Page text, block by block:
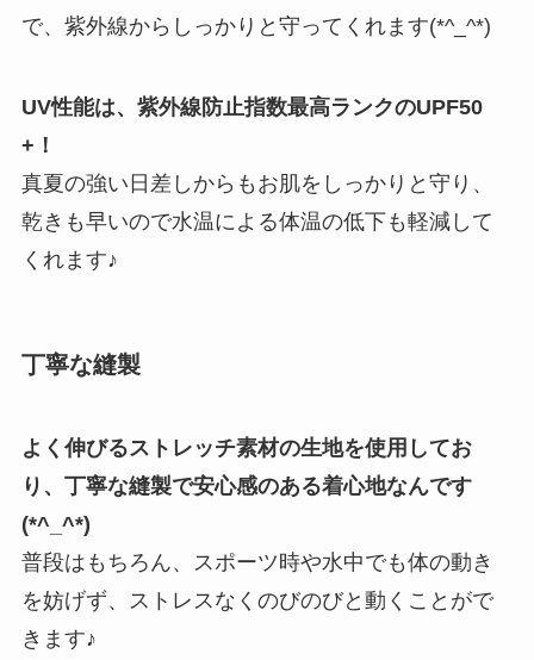
で、紫外線からしっかりと守ってくれます(*^_^*)
UV性能は、紫外線防止指数最高ランクのUPF50
+！
真夏の強い日差しからもお肌をしっかりと守り、
乾きも早いので水温による体温の低下も軽減して
くれます♪
丁寧な縫製
よく伸びるストレッチ素材の生地を使用してお
り、丁寧な縫製で安心感のある着心地なんです
(*^_^*)
普段はもちろん、スポーツ時や水中でも体の動き
を妨げず、ストレスなくのびのびと動くことがで
きます♪